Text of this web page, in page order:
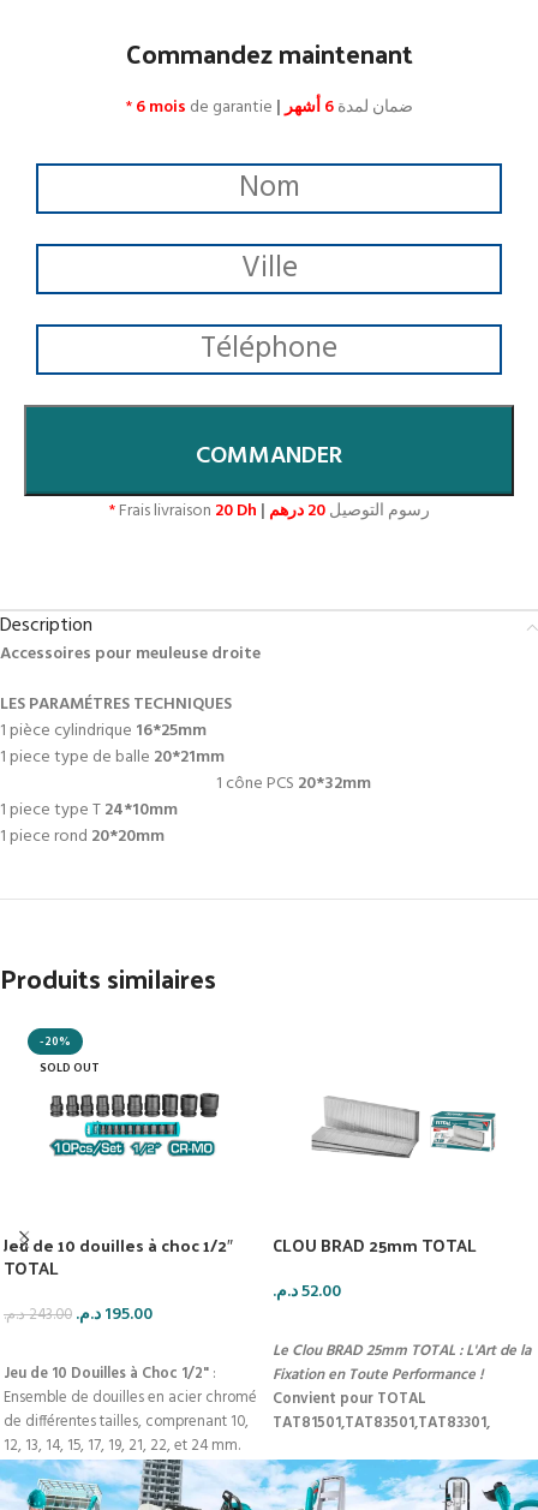
Commandez maintenant
*6 mois de garantie | ضمان لمدة6 أشهر
COMMANDER
*Frais livraison 20 Dh | رسوم التوصيل20 درهم
Description
Accessoires pour meuleuse droite
LES PARAMÉTRES TECHNIQUES
1 pièce cylindrique 16*25mm
1 piece type de balle 20*21mm
1 cône PCS 20*32mm
1 piece type T24*10mm
1 piece rond 20*20mm
Produits similaires
-20%
SOLD OUT
Jeu de 10 douilles à choc 1/2″
TOTAL
243.00د.م. 195.00د.م.
Jeu de 10 Douilles à Choc 1/2" :
Ensemble de douilles en acier chromé
de différentes tailles, comprenant 10,
12, 13, 14, 15, 17, 19, 21, 22, et 24 mm.
Notre Jeu de 10 Douilles à Choc 1/2" :
La Quintessence de la Précision
CLOU BRAD 25mm TOTAL
52.00د.م.
Le Clou BRAD 25mm TOTAL : L'Art de la
Fixation en Toute Performance !
Convient pour TOTAL
TAT81501,TAT83501,TAT83301,